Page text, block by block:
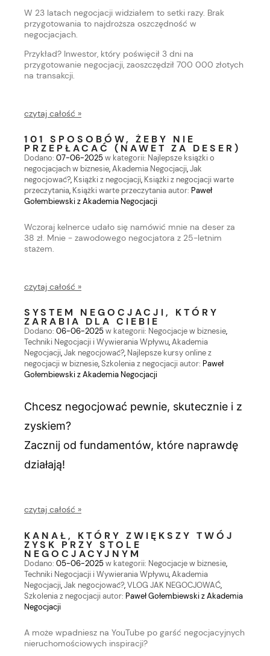
W 23 latach negocjacji widziałem to setki razy. Brak
przygotowania to najdroższa oszczędność w
negocjacjach.
Przykład? Inwestor, który poświęcił 3 dni na
przygotowanie negocjacji, zaoszczędził 700 000 złotych
na transakcji.
czytaj całość »
101 SPOSOBÓW, ŻEBY NIE
PRZEPŁACAĆ (NAWET ZA DESER)
Dodano: 07-06-2025w kategorii: Najlepsze książki o
negocjacjach w biznesie,Akademia Negocjacji,Jak
negocjować?, Książki z negocjacji, Książki z negocjacji warte
przeczytania, Książki warte przeczytaniaautor: Paweł
Gołembiewski z Akademia Negocjacji
Wczoraj kelnerce udało się namówić mnie na deser za
38 zł. Mnie - zawodowego negocjatora z 25-letnim
stażem.
czytaj całość »
SYSTEM NEGOCJACJI, KTÓRY
ZARABIA DLA CIEBIE
Dodano: 06-06-2025w kategorii: Negocjacje w biznesie,
Techniki Negocjacji i Wywierania Wpływu,Akademia
Negocjacji,Jak negocjować?, Najlepsze kursy online z
negocjacji w biznesie,Szkolenia z negocjacji autor: Paweł
Gołembiewski z Akademia Negocjacji
Chcesz negocjować pewnie, skutecznie i z
zyskiem?
Zacznij od fundamentów, które naprawdę
działają!
czytaj całość »
KANAŁ, KTÓRY ZWIĘKSZY TWÓJ
ZYSK PRZY STOLE
NEGOCJACYJNYM
Dodano: 05-06-2025w kategorii: Negocjacje w biznesie,
Techniki Negocjacji i Wywierania Wpływu,Akademia
Negocjacji,Jak negocjować?,VLOG JAK NEGOCJOWAĆ,
Szkolenia z negocjacji autor: Paweł Gołembiewski z Akademia
Negocjacji
A może wpadniesz na YouTube po garść negocjacyjnych
nieruchomościowych inspiracji?